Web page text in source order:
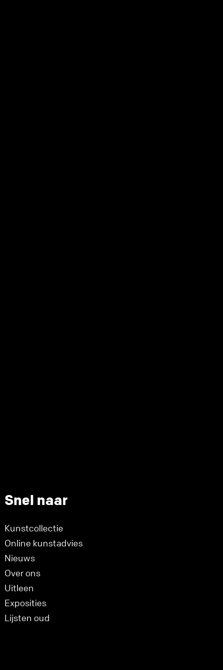
Snel naar
Kunstcollectie
Online kunstadvies
Nieuws
Over ons
Uitleen
Exposities
Lijsten oud